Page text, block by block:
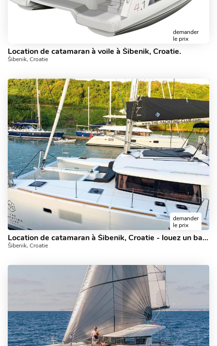
demander
le prix
Location de catamaran à voile à Šibenik, Croatie.
Šibenik, Croatie
demander
le prix
Location de catamaran à Šibenik, Croatie - louez un bateau pour 8 personnes maximum.
Šibenik, Croatie